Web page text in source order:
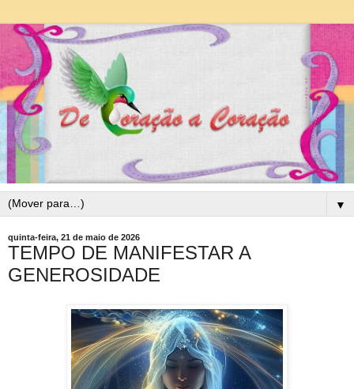
▼
quinta-feira, 21 de maio de 2026
TEMPO DE MANIFESTAR A
GENEROSIDADE